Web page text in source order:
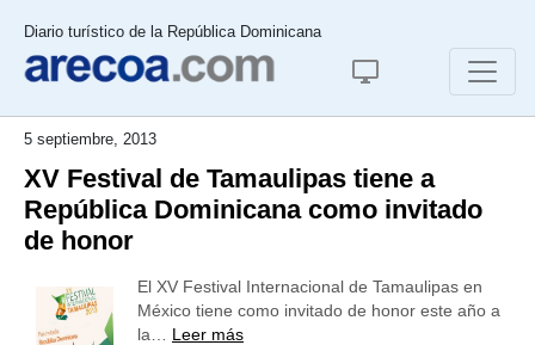
Diario turístico de la República Dominicana
5 septiembre, 2013
XV Festival de Tamaulipas tiene a
República Dominicana como invitado
de honor
El XV Festival Internacional de Tamaulipas en
México tiene como invitado de honor este año a
la… Leer más